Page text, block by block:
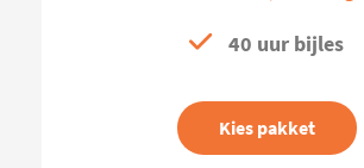
40 uur bijles
Kies pakket